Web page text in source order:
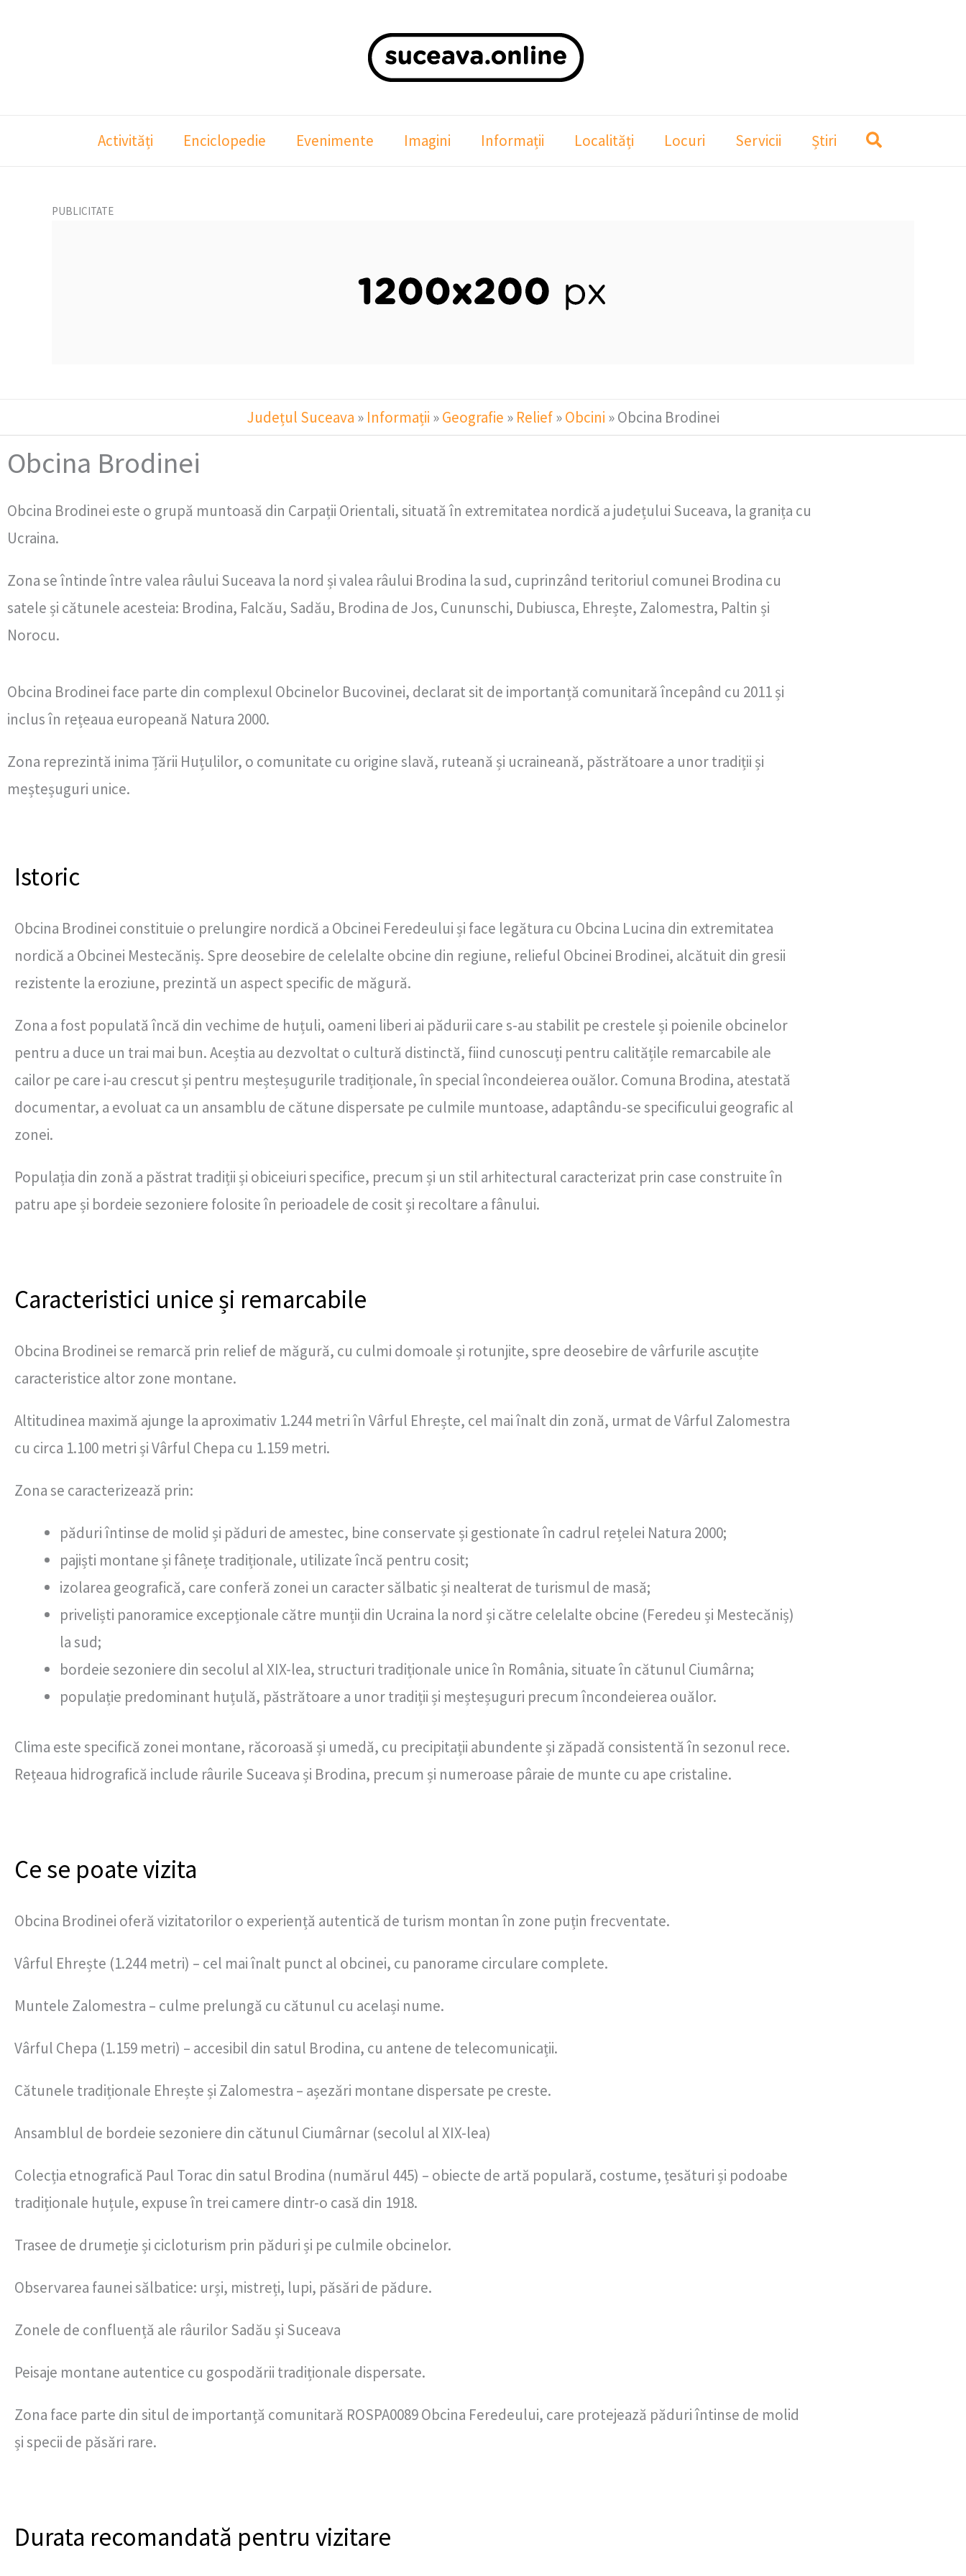
Activități Enciclopedie Evenimente Imagini Informații Localități Locuri Servicii Știri
PUBLICITATE
Județul Suceava » Informații »Geografie » Relief»Obcini »Obcina Brodinei
Obcina Brodinei
Obcina Brodinei este o grupă muntoasă din Carpații Orientali, situată în extremitatea nordică a județului Suceava, la granița cu
Ucraina.
Zona se întinde între valea râului Suceava la nord și valea râului Brodina la sud, cuprinzând teritoriul comunei Brodina cu
satele și cătunele acesteia: Brodina, Falcău, Sadău, Brodina de Jos, Cununschi, Dubiusca, Ehrește, Zalomestra, Paltin și
Norocu.
Obcina Brodinei face parte din complexul Obcinelor Bucovinei, declarat sit de importanță comunitară începând cu 2011 și
inclus în rețeaua europeană Natura 2000.
Zona reprezintă inima Țării Huțulilor, o comunitate cu origine slavă, ruteană și ucraineană, păstrătoare a unor tradiții și
meșteșuguri unice.
Istoric
Obcina Brodinei constituie o prelungire nordică a Obcinei Feredeului și face legătura cu Obcina Lucina din extremitatea
nordică a Obcinei Mestecăniș. Spre deosebire de celelalte obcine din regiune, relieful Obcinei Brodinei, alcătuit din gresii
rezistente la eroziune, prezintă un aspect specific de măgură.
Zona a fost populată încă din vechime de huțuli, oameni liberi ai pădurii care s-au stabilit pe crestele și poienile obcinelor
pentru a duce un trai mai bun. Aceștia au dezvoltat o cultură distinctă, fiind cunoscuți pentru calitățile remarcabile ale
cailor pe care i-au crescut și pentru meșteșugurile tradiționale, în special încondeierea ouălor. Comuna Brodina, atestată
documentar, a evoluat ca un ansamblu de cătune dispersate pe culmile muntoase, adaptându-se specificului geografic al
zonei.
Populația din zonă a păstrat tradiții și obiceiuri specifice, precum și un stil arhitectural caracterizat prin case construite în
patru ape și bordeie sezoniere folosite în perioadele de cosit și recoltare a fânului.
Caracteristici unice și remarcabile
Obcina Brodinei se remarcă prin relief de măgură, cu culmi domoale și rotunjite, spre deosebire de vârfurile ascuțite
caracteristice altor zone montane.
Altitudinea maximă ajunge la aproximativ 1.244 metri în Vârful Ehrește, cel mai înalt din zonă, urmat de Vârful Zalomestra
cu circa 1.100 metri și Vârful Chepa cu 1.159 metri.
Zona se caracterizează prin:
păduri întinse de molid și păduri de amestec, bine conservate și gestionate în cadrul rețelei Natura 2000;
pajiști montane și fânețe tradiționale, utilizate încă pentru cosit;
izolarea geografică, care conferă zonei un caracter sălbatic și nealterat de turismul de masă;
priveliști panoramice excepționale către munții din Ucraina la nord și către celelalte obcine (Feredeu și Mestecăniș)
la sud;
bordeie sezoniere din secolul al XIX-lea, structuri tradiționale unice în România, situate în cătunul Ciumârna;
populație predominant huțulă, păstrătoare a unor tradiții și meșteșuguri precum încondeierea ouălor.
Clima este specifică zonei montane, răcoroasă și umedă, cu precipitații abundente și zăpadă consistentă în sezonul rece.
Rețeaua hidrografică include râurile Suceava și Brodina, precum și numeroase pâraie de munte cu ape cristaline.
Ce se poate vizita
Obcina Brodinei oferă vizitatorilor o experiență autentică de turism montan în zone puțin frecventate.
Vârful Ehrește (1.244 metri) – cel mai înalt punct al obcinei, cu panorame circulare complete.
Muntele Zalomestra – culme prelungă cu cătunul cu același nume.
Vârful Chepa (1.159 metri) – accesibil din satul Brodina, cu antene de telecomunicații.
Cătunele tradiționale Ehrește și Zalomestra – așezări montane dispersate pe creste.
Ansamblul de bordeie sezoniere din cătunul Ciumârnar (secolul al XIX-lea)
Colecția etnografică Paul Torac din satul Brodina (numărul 445) – obiecte de artă populară, costume, țesături și podoabe
tradiționale huțule, expuse în trei camere dintr-o casă din 1918.
Trasee de drumeție și cicloturism prin păduri și pe culmile obcinelor.
Observarea faunei sălbatice: urși, mistreți, lupi, păsări de pădure.
Zonele de confluență ale râurilor Sadău și Suceava
Peisaje montane autentice cu gospodării tradiționale dispersate.
Zona face parte din situl de importanță comunitară ROSPA0089 Obcina Feredeului, care protejează păduri întinse de molid
și specii de păsări rare.
Durata recomandată pentru vizitare